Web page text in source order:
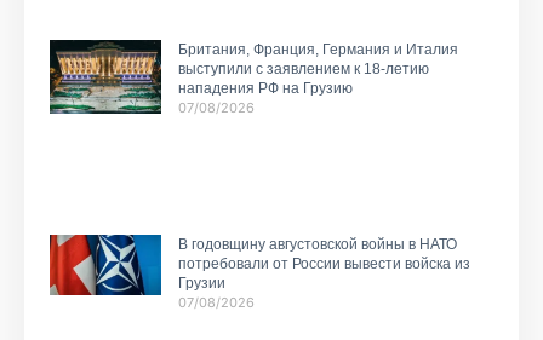
Британия, Франция, Германия и Италия
выступили с заявлением к 18-летию
нападения РФ на Грузию
07/08/2026
В годовщину августовской войны в НАТО
потребовали от России вывести войска из
Грузии
07/08/2026